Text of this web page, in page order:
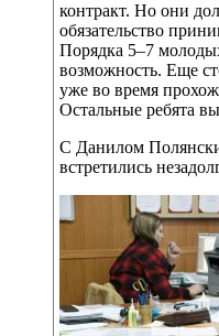
контракт. Но они
обязательство
Порядка 5–7
возможность. Еще
уже во время
Остальные ребята
С Данилом
встретились